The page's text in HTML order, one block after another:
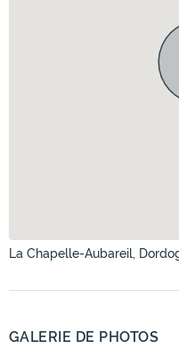
La Chapelle-Aubareil,
GALERIE DE PHOTOS